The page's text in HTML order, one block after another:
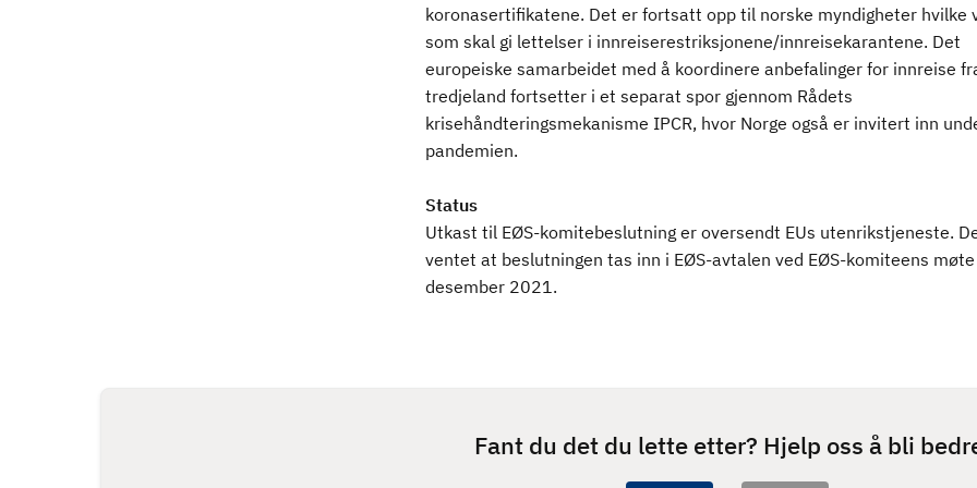
koronasertifikatene. Det er fortsatt opp til norske myndigheter hvilke
som skal gi lettelser i innreiserestriksjonene/innreisekarantene. Det
europeiske samarbeidet med å koordinere anbefalinger for innreise
tredjeland fortsetter i et separat spor gjennom Rådets
krisehåndteringsmekanisme IPCR, hvor Norge også er invitert inn
pandemien.
Status
Utkast til EØS-komitebeslutning er oversendt EUs utenrikstjeneste.
ventet at beslutningen tas inn i EØS-avtalen ved EØS-komiteens
desember 2021.
Fant du det du lette etter? Hjelp oss å bli